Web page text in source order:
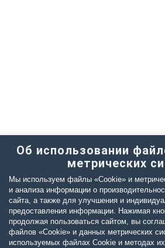
Об использовании
метрических
Мы используем файлы «Cookie» и
и анализа информации о
сайта, а также для улучшения и
предоставления информации. Нажимая
продолжая пользоваться сайтом, вы
файлов «Cookie» и данных метрических
используемых файлах Cookie и методах